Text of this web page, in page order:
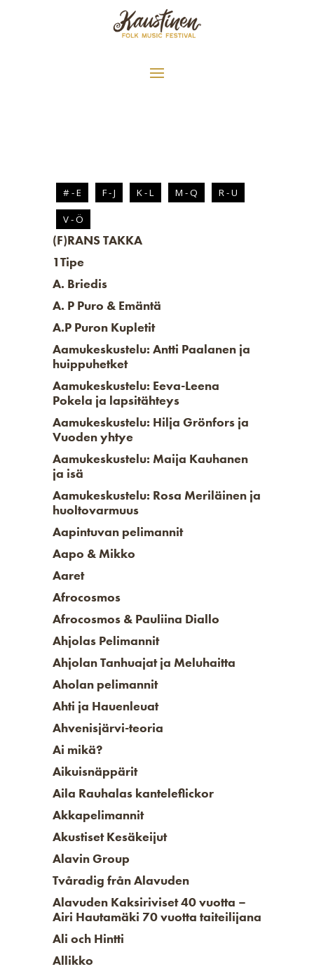
# - E F - J K - L M - Q R - U
V - Ö
(F)RANS TAKKA
1Tipe
A. Briedis
A. P Puro & Emäntä
A.P Puron Kupletit
Aamukeskustelu: Antti Paalanen ja
huippuhetket
Aamukeskustelu: Eeva-Leena
Pokela ja lapsitähteys
Aamukeskustelu: Hilja Grönfors ja
Vuoden yhtye
Aamukeskustelu: Maija Kauhanen
ja isä
Aamukeskustelu: Rosa Meriläinen ja
huoltovarmuus
Aapintuvan pelimannit
Aapo & Mikko
Aaret
Afrocosmos
Afrocosmos & Pauliina Diallo
Ahjolas Pelimannit
Ahjolan Tanhuajat ja Meluhaitta
Aholan pelimannit
Ahti ja Hauenleuat
Ahvenisjärvi-teoria
Ai mikä?
Aikuisnäppärit
Aila Rauhalas kanteleflickor
Akkapelimannit
Akustiset Kesäkeijut
Alavin Group
Tvåradig från Alavuden
Alavuden Kaksiriviset 40 vuotta –
Airi Hautamäki 70 vuotta taiteilijana
Ali och Hintti
Allikko